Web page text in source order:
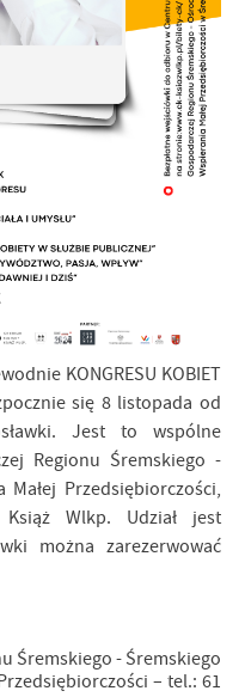
KONGRESU KOBIET
się 8 listopada od
Jest to wspólne
Regionu Śremskiego -
Przedsiębiorczości,
Wlkp. Udział jest
można zarezerwować
Śremskiego - Śremskiego
– tel.: 61